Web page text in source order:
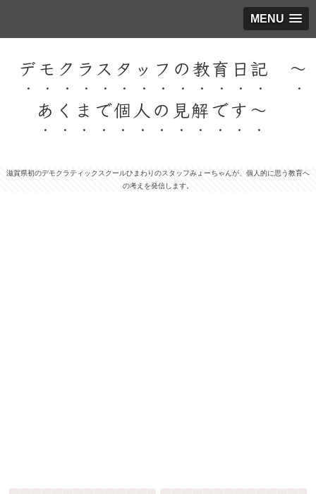
MENU
デモクラスタッフの教育日記 ～
あくまで個人の見解です～
滋賀県初のデモクラティックスクールひまわりのスタッフみょーちゃんが、個人的に思う教育へ
の考えを発信します。